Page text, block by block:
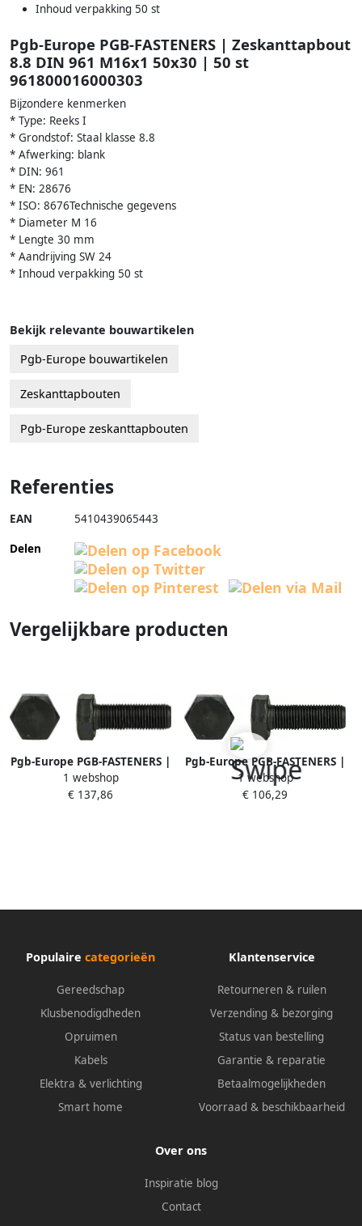
Inhoud verpakking 50 st
Pgb-Europe PGB-FASTENERS | Zeskanttapbout
8.8 DIN 961 M16x1 50x30 | 50 st
961800016000303
Bijzondere kenmerken
* Type: Reeks I
* Grondstof: Staal klasse 8.8
* Afwerking: blank
* DIN: 961
* EN: 28676
* ISO: 8676Technische gegevens
* Diameter M 16
* Lengte 30 mm
* Aandrijving SW 24
* Inhoud verpakking 50 st
Bekijk relevante bouwartikelen
Pgb-Europe bouwartikelen
Zeskanttapbouten
Pgb-Europe zeskanttapbouten
Referenties
EAN 5410439065443
Delen
Vergelijkbare producten
Pgb-Europe PGB-FASTENERS |
Zeskanttapbout 8.8 DIN 961
M16x1 50x60 | 50 st
1 webshop
€ 137,86
Pgb-Europe PGB-FASTENERS |
Zeskanttapbout 8.8 DIN 961
M16x1 50x40 | 50 st
1 webshop
€ 106,29
Populaire categorieën
Gereedschap
Klusbenodigdheden
Opruimen
Kabels
Elektra & verlichting
Smart home
Klantenservice
Retourneren & ruilen
Verzending & bezorging
Status van bestelling
Garantie & reparatie
Betaalmogelijkheden
Voorraad & beschikbaarheid
Over ons
Inspiratie blog
Contact